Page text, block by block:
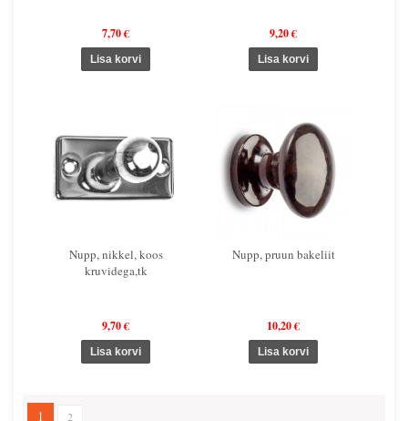
7,70 € 9,20 €
Nupp, nikkel, koos
kruvidega,tk
9,70 €
Nupp, pruun bakeliit
10,20 €
1 2